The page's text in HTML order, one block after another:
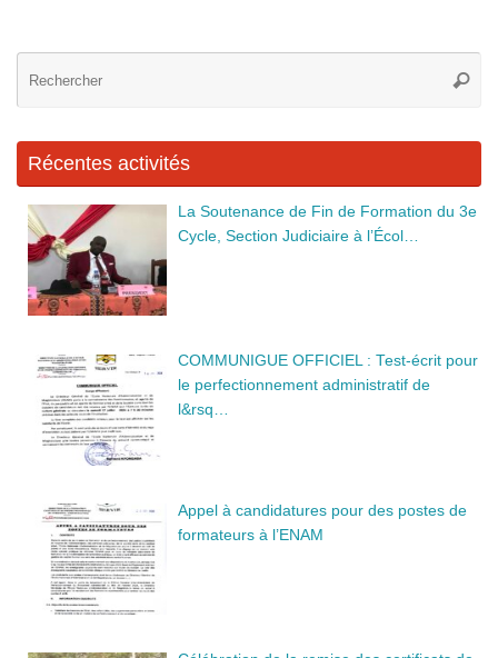
b
o
k
n
dI
Récentes activités
La Soutenance de Fin de Formation du 3e
Cycle, Section Judiciaire à l’Écol…
COMMUNIGUE OFFICIEL : Test-écrit pour
le perfectionnement administratif de
l&rsq…
Appel à candidatures pour des postes de
formateurs à l’ENAM